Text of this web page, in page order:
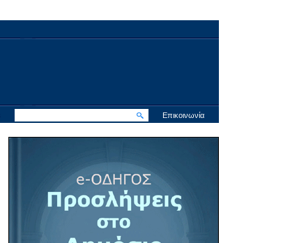
Επικοινωνία